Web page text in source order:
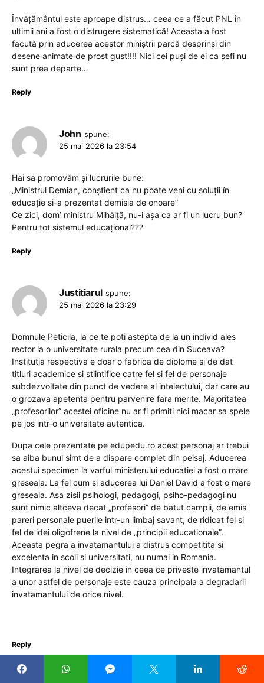
Învățământul este aproape distrus… ceea ce a făcut PNL în
ultimii ani a fost o distrugere sistematică! Aceasta a fost
facută prin aducerea acestor miniștrii parcă desprinși din
desene animate de prost gust!!!! Nici cei puși de ei ca șefi nu
sunt prea departe…
Reply
John spune:
25 mai 2026 la 23:54
Hai sa promovăm și lucrurile bune:
„Ministrul Demian, conștient ca nu poate veni cu soluții în
educație si-a prezentat demisia de onoare”
Ce zici, dom’ ministru Mihăiță, nu-i așa ca ar fi un lucru bun?
Pentru tot sistemul educațional???
Reply
Justitiarul spune:
25 mai 2026 la 23:29
Domnule Peticila, la ce te poti astepta de la un individ ales
rector la o universitate rurala precum cea din Suceava?
Institutia respectiva e doar o fabrica de diplome si de dat
titluri academice si stiintifice catre fel si fel de personaje
subdezvoltate din punct de vedere al intelectului, dar care au
o grozava apetenta pentru parvenire fara merite. Majoritatea
„profesorilor” acestei oficine nu ar fi primiti nici macar sa spele
pe jos intr-o universitate autentica.
Dupa cele prezentate pe edupedu.ro acest personaj ar trebui
sa aiba bunul simt de a dispare complet din peisaj. Aducerea
acestui specimen la varful ministerului educatiei a fost o mare
greseala. La fel cum si aducerea lui Daniel David a fost o mare
greseala. Asa zisii psihologi, pedagogi, psiho-pedagogi nu
sunt nimic altceva decat „profesori” de batut campii, de emis
pareri personale puerile intr-un limbaj savant, de ridicat fel si
fel de idei oligofrene la nivel de „principii educationale”.
Aceasta pegra a invatamantului a distrus competitita si
excelenta in scoli si universitati, nu numai in Romania.
Integrarea la nivel de decizie in ceea ce priveste invatamantul
a unor astfel de personaje este cauza principala a degradarii
invatamantului de orice nivel.
Reply